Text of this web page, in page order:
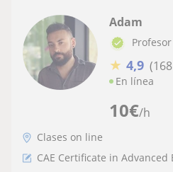
10€/h
Adam
★ 4,9
En línea
Clases on line
CAE Certificate in Advanced